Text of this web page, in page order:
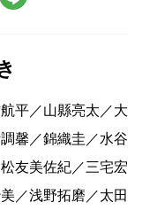
平／山縣亮太／大
馨／錦織圭／水谷
友美佐紀／三宅宏
／浅野拓磨／太田